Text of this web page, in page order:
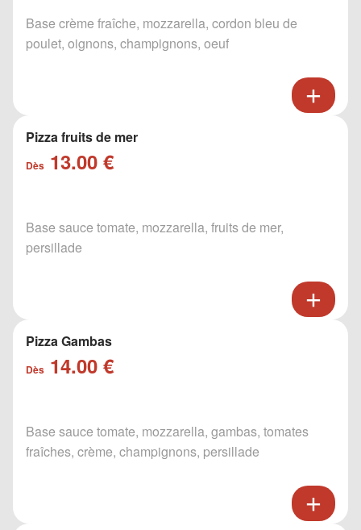
Base crème fraîche, mozzarella, cordon bleu de
poulet, oignons, champignons, oeuf
Pizza fruits de mer
Dès 13.00 €
Base sauce tomate, mozzarella, fruits de mer,
persillade
Pizza Gambas
Dès 14.00 €
Base sauce tomate, mozzarella, gambas, tomates
fraîches, crème, champignons, persillade